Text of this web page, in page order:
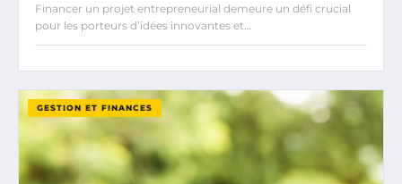
Financer un projet entrepreneurial demeure un défi crucial
pour les porteurs d’idées innovantes et…
GESTION ET FINANCES